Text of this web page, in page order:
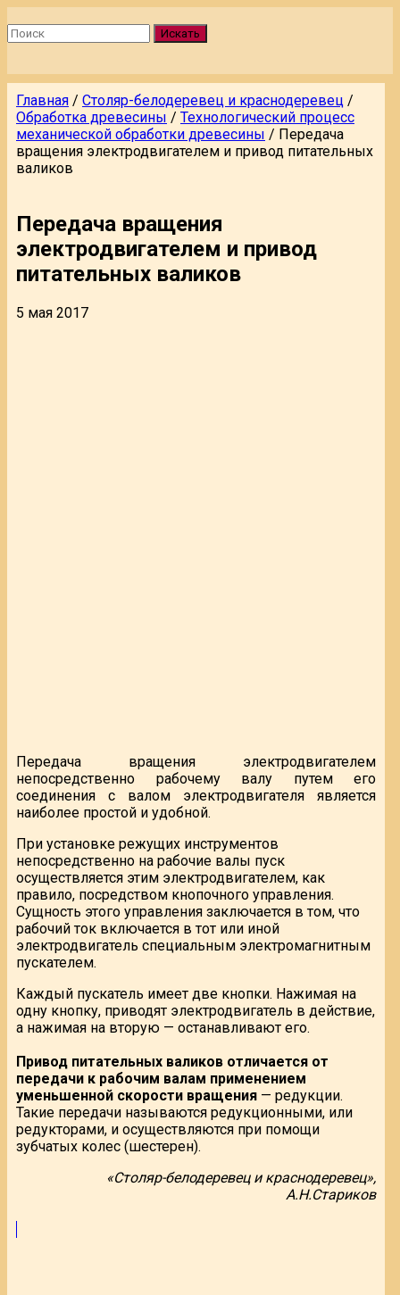
Искать
Главная / Столяр-белодеревец и краснодеревец /
Обработка древесины / Технологический процесс
механической обработки древесины / Передача
вращения электродвигателем и привод питательных
валиков
Передача вращения
электродвигателем и привод
питательных валиков
5 мая 2017
Передача вращения электродвигателем
непосредственно рабочему валу путем его
соединения с валом электродвигателя является
наиболее простой и удобной.
При установке режущих инструментов
непосредственно на рабочие валы пуск
осуществляется этим электродвигателем, как
правило, посредством кнопочного управления.
Сущность этого управления заключается в том, что
рабочий ток включается в тот или иной
электродвигатель специальным электромагнитным
пускателем.
Каждый пускатель имеет две кнопки. Нажимая на
одну кнопку, приводят электродвигатель в действие,
а нажимая на вторую — останавливают его.
Привод питательных валиков отличается от
передачи к рабочим валам применением
уменьшенной скорости вращения — редукции.
Такие передачи называются редукционными, или
редукторами, и осуществляются при помощи
зубчатых колес (шестерен).
«Столяр-белодеревец и краснодеревец»,
А.Н.Стариков